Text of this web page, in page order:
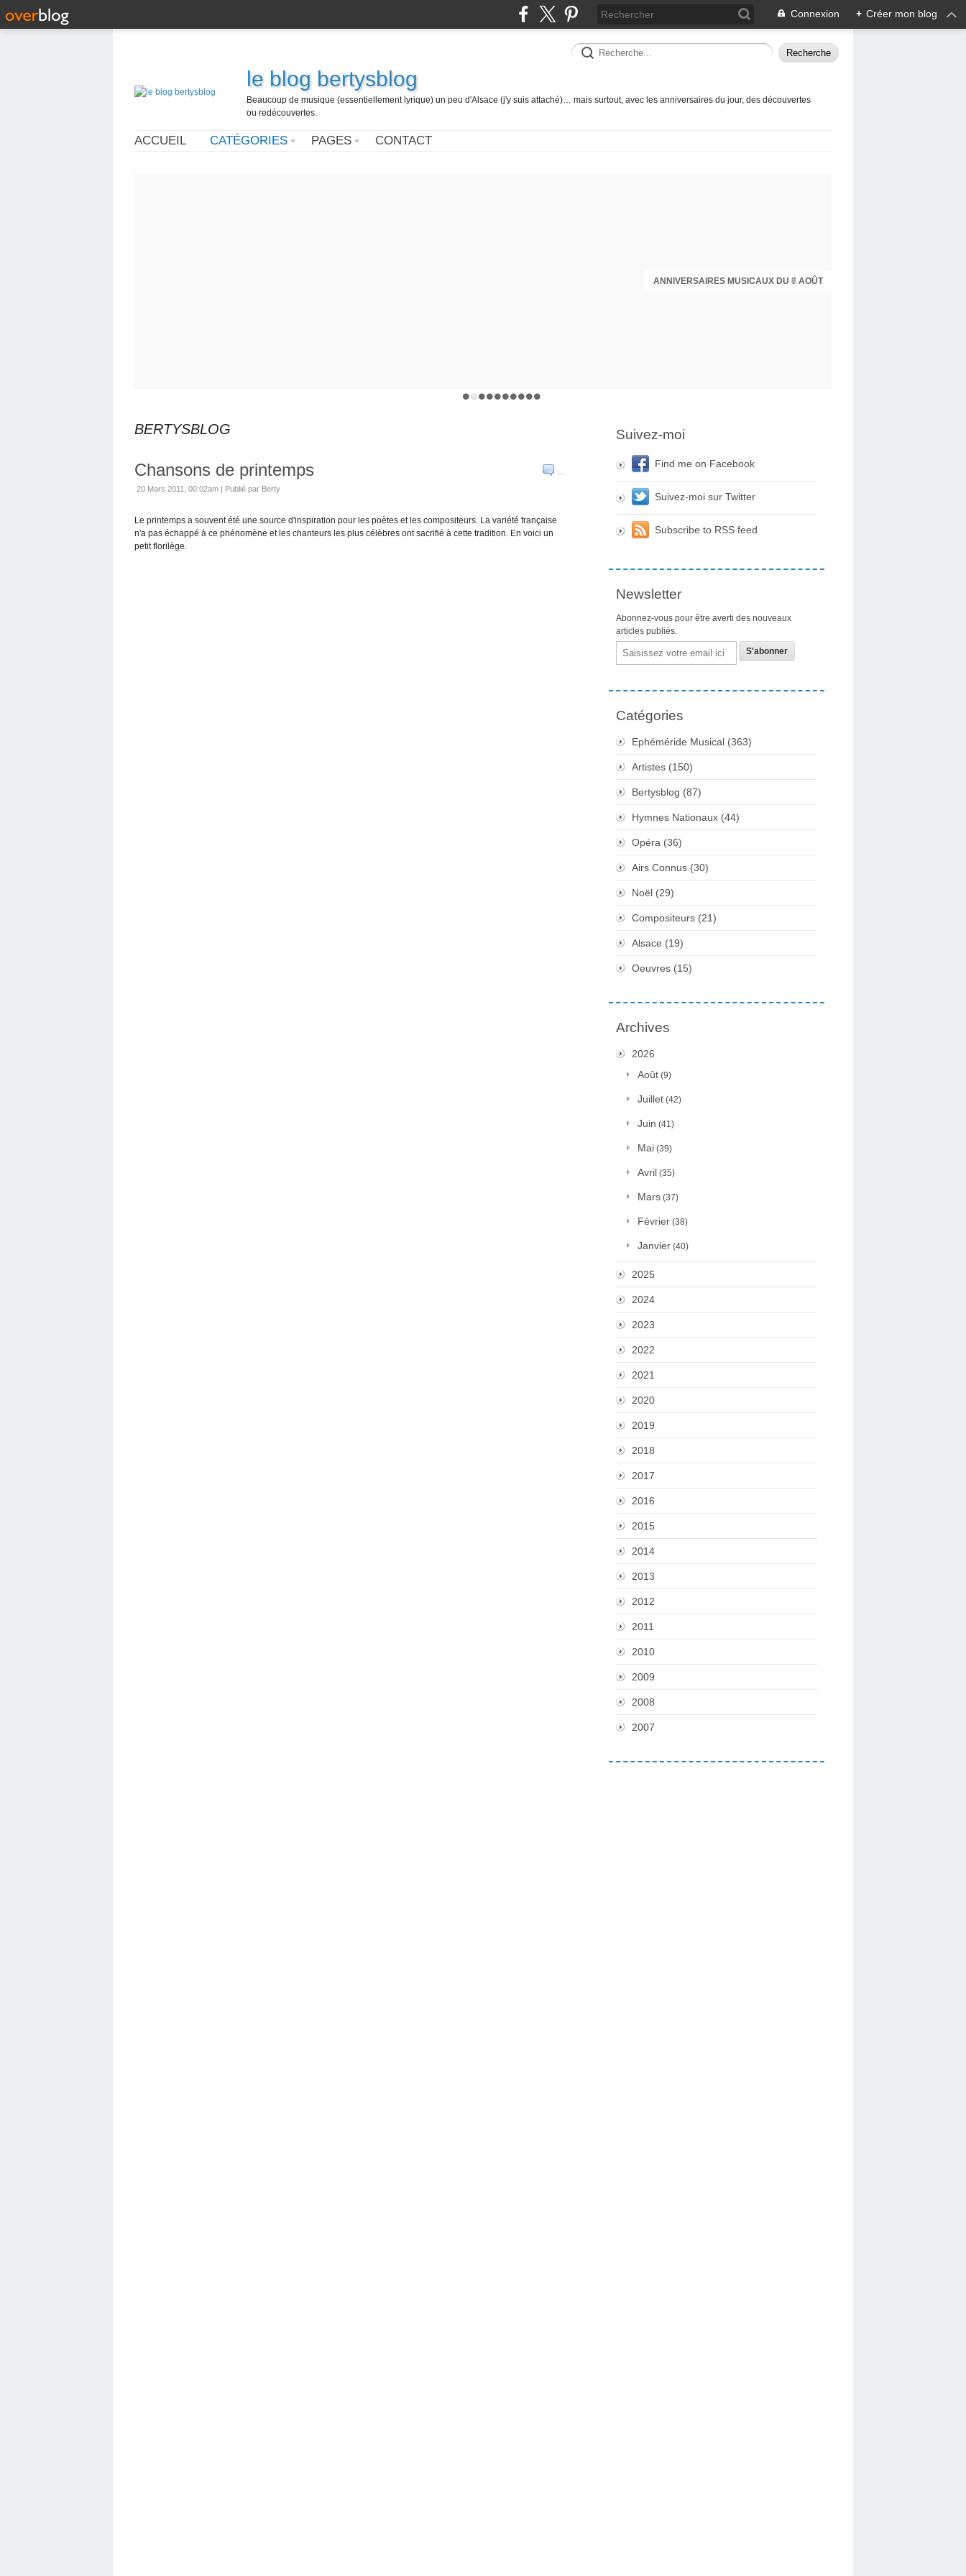
Connexion + Créer mon blog
le blog bertysblog
Beaucoup de musique (essentiellement lyrique) un peu d'Alsace (j'y suis attaché)… mais surtout, avec les anniversaires du jour, des découvertes
ou redécouvertes.
ACCUEIL CATÉGORIES PAGES CONTACT
ANNIVERSAIRES MUSICAUX DU 6 AOÛT
BERTYSBLOG
…
Chansons de printemps
20 Mars 2011, 00:02am | Publié par Berty
Le printemps a souvent été une source d'inspiration pour les poètes et les compositeurs. La variété française
n'a pas échappé à ce phénomène et les chanteurs les plus célèbres ont sacrifié à cette tradition. En voici un
petit florilège.
Suivez-moi
Find me on Facebook
Suivez-moi sur Twitter
Subscribe to RSS feed
Newsletter
Abonnez-vous pour être averti des nouveaux
articles publiés.
Email
Catégories
Ephéméride Musical (363)
Artistes (150)
Bertysblog (87)
Hymnes Nationaux (44)
Opéra (36)
Airs Connus (30)
Noël (29)
Compositeurs (21)
Alsace (19)
Oeuvres (15)
Archives
2026
Août (9)
Juillet (42)
Juin (41)
Mai (39)
Avril (35)
Mars (37)
Février (38)
Janvier (40)
2025
2024
2023
2022
2021
2020
2019
2018
2017
2016
2015
2014
2013
2012
2011
2010
2009
2008
2007